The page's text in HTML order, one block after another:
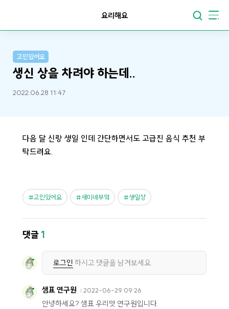
요리해요
고민있어요
생신 상을 차려야 하는데..
2022.06.28 11:47
다음 달 신랑 생일 인데 간단하면서도 고급진 음식 추천 부
탁드려요.
고민있어요 새미네부엌 생일상
댓글1
로그인 하시고 댓글을 남겨보세요.
샘표 연구원 2022-06-29 09:26
안녕하세요? 샘표 우리맛 연구원입니다.